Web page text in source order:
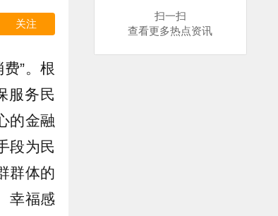
关注
”。根
服务民
的金融
段为民
群体的
幸福感
扫一扫
查看更多热点资讯